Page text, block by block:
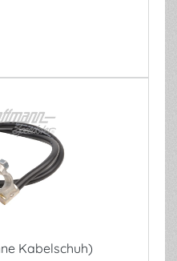
Kabelschuh)